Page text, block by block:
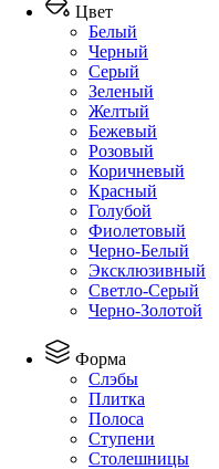
Цвет
Белый
Черный
Серый
Зеленый
Желтый
Бежевый
Розовый
Коричневый
Красный
Голубой
Фиолетовый
Черно-Белый
Эксклюзивный
Светло-Серый
Черно-Золотой
Форма
Слэбы
Плитка
Полоса
Ступени
Столешницы